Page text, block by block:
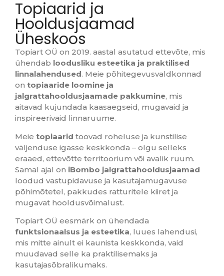
Topiaarid ja
Hooldusjaamad
Üheskoos
Topiart OÜ on 2019. aastal asutatud ettevõte, mis
ühendab loodusliku esteetika ja praktilised
linnalahendused. Meie põhitegevusvaldkonnad
on topiaaride loomine ja
jalgrattahooldusjaamade pakkumine, mis
aitavad kujundada kaasaegseid, mugavaid ja
inspireerivaid linnaruume.
Meie topiaarid toovad roheluse ja kunstilise
väljenduse igasse keskkonda – olgu selleks
eraaed, ettevõtte territoorium või avalik ruum.
Samal ajal on iBombo jalgrattahooldusjaamad
loodud vastupidavuse ja kasutajamugavuse
põhimõtetel, pakkudes ratturitele kiiret ja
mugavat hooldusvõimalust.
Topiart OÜ eesmärk on ühendada
funktsionaalsus ja esteetika, luues lahendusi,
mis mitte ainult ei kaunista keskkonda, vaid
muudavad selle ka praktilisemaks ja
kasutajasõbralikumaks.